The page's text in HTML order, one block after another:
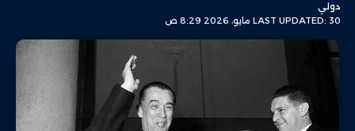
LAST UPDATED: 30 مايو، 2026 8:29 ص
دولي